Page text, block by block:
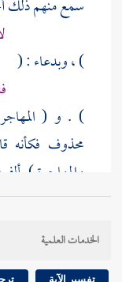
سمع منهم ذلك
) ، وبدعاء : (
) . و (
محذوف فكأنه
والمهاجرة )
; لأنه سجع ،
تعالى قال :
ولو قال :
الخدمات العلمية
تفسير الآية